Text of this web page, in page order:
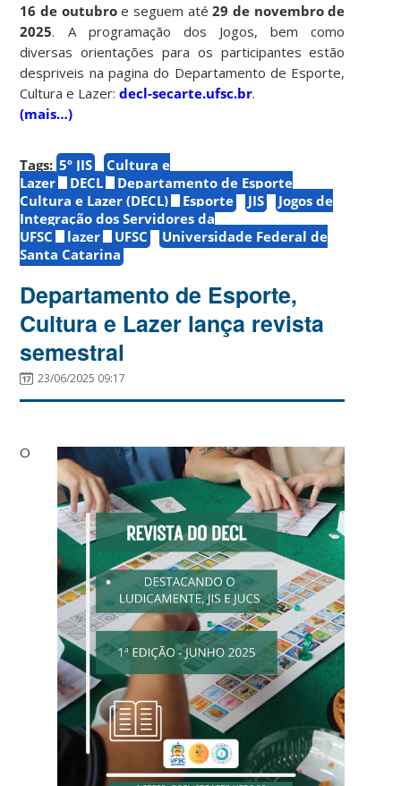
16 de outubroe seguem até29 de novembro de
2025. A programação dos Jogos, bem como
diversas orientações para os participantes estão
despriveis na pagina do Departamento de Esporte,
Cultura e Lazer:decl-secarte.ufsc.br.
(mais…)
Tags: 5º JIS
Cultura e
Lazer
DECL
Departamento de Esporte
Cultura e Lazer (DECL)
Esporte JIS
Jogos de
Integração dos Servidores da
UFSC
lazer UFSC
Universidade Federal de
Santa Catarina
Departamento de Esporte,
Cultura e Lazer lança revista
semestral
23/06/2025 09:17
O